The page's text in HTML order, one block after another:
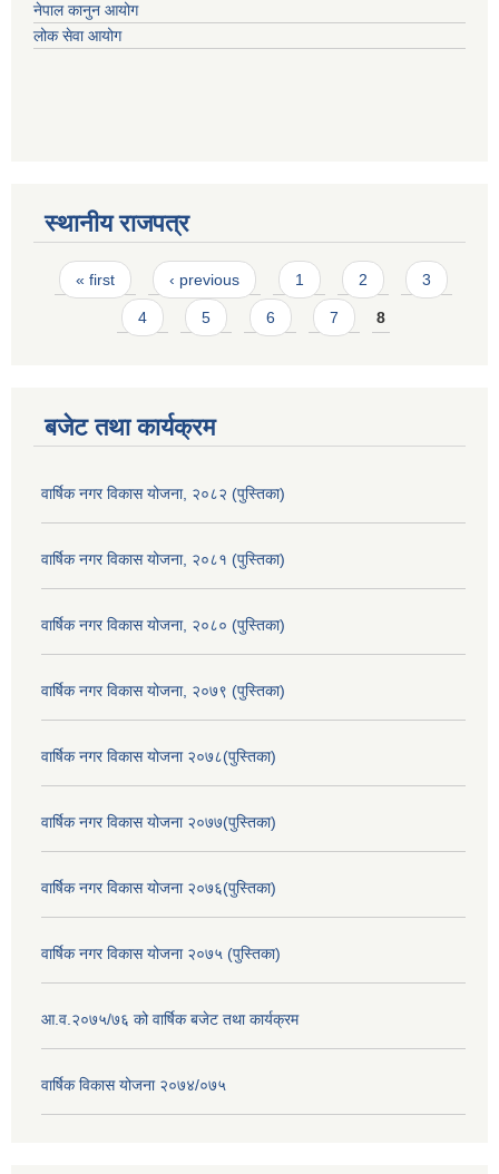
नेपाल कानुन आयोग
लोक सेवा आयोग
स्थानीय राजपत्र
Pages
« first ‹ previous 1 2 3
4 5 6 7 8
बजेट तथा कार्यक्रम
वार्षिक नगर विकास योजना, २०८२ (पुस्तिका)
वार्षिक नगर विकास योजना, २०८१ (पुस्तिका)
वार्षिक नगर विकास योजना, २०८० (पुस्तिका)
वार्षिक नगर विकास योजना, २०७९ (पुस्तिका)
वार्षिक नगर विकास योजना २०७८(पुस्तिका)
वार्षिक नगर विकास योजना २०७७(पुस्तिका)
वार्षिक नगर विकास योजना २०७६(पुस्तिका)
वार्षिक नगर विकास योजना २०७५ (पुस्तिका)
आ.व.२०७५/७६ को वार्षिक बजेट तथा कार्यक्रम
वार्षिक विकास योजना २०७४/०७५